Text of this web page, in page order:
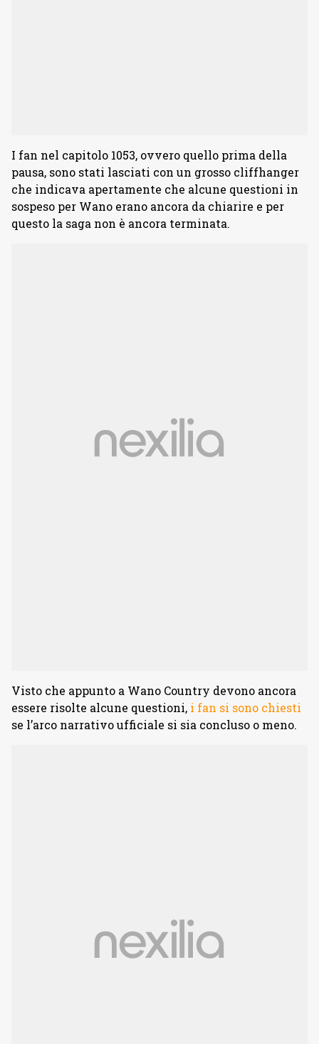
I fan nel capitolo 1053, ovvero quello prima della
pausa, sono stati lasciati con un grosso cliffhanger
che indicava apertamente che alcune questioni in
sospeso per Wano erano ancora da chiarire e per
questo la saga non è ancora terminata.
Visto che appunto a Wano Country devono ancora
essere risolte alcune questioni, i fan si sono chiesti
se l’arco narrativo ufficiale si sia concluso o meno.